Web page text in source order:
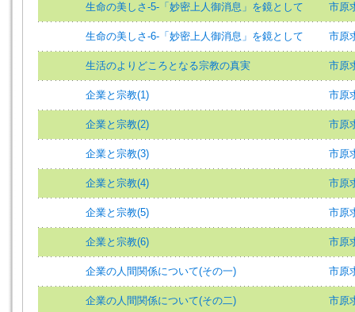
生命の美しさ-5-「妙密上人御消息」を鏡として 市原
生命の美しさ-6-「妙密上人御消息」を鏡として 市原
生活のよりどころとなる宗教の真実 市原
企業と宗教(1) 市原
企業と宗教(2) 市原
企業と宗教(3) 市原
企業と宗教(4) 市原
企業と宗教(5) 市原
企業と宗教(6) 市原
企業の人間関係について(その一) 市原
企業の人間関係について(その二) 市原